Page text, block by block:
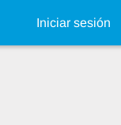
Iniciar sesión